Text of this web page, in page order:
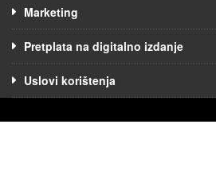
Marketing
Pretplata na digitalno izdanje
Uslovi korištenja